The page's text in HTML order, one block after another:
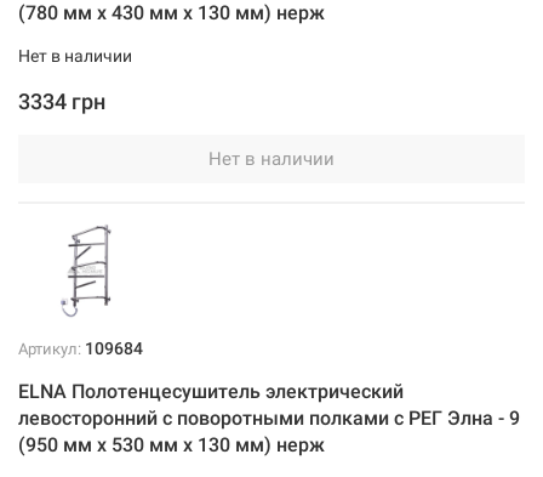
(780 мм х 430 мм х 130 мм) нерж
Нет в наличии
3334 грн
Нет в наличии
Артикул: 109684
ELNA Полотенцесушитель электрический
левосторонний с поворотными полками с РЕГ Элна - 9
(950 мм х 530 мм х 130 мм) нерж